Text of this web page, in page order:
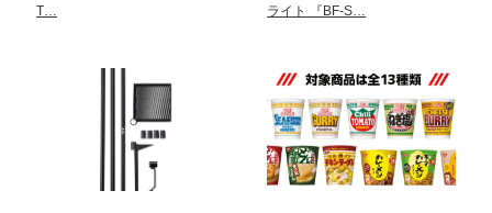
T…
ライト 『BF-S…